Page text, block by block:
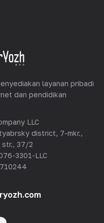
layanan pribadi
dan pendidikan
LLC
district, 7-mkr.,
str., 37/2
3301-LLC